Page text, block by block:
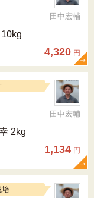
田中宏輔
4,320 円
田中宏輔
2kg
1,134 円
培